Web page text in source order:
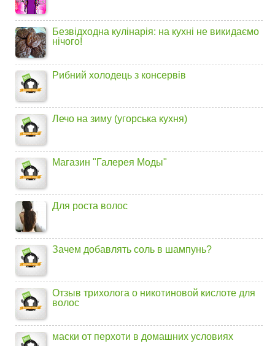
Безвідходна кулінарія: на кухні не викидаємо
нічого!
Рибний холодець з консервів
Лечо на зиму (угорська кухня)
Магазин "Галерея Моды"
Для роста волос
Зачем добавлять соль в шампунь?
Отзыв трихолога о никотиновой кислоте для
волос
маски от перхоти в домашних условиях